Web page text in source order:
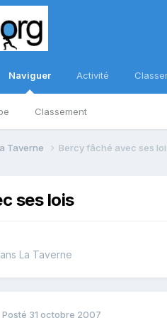
Naviguer
Classement
Activité
Taverne Bercy fâché avec ses
ses lois
La Taverne
Posté 31 octobre 2007